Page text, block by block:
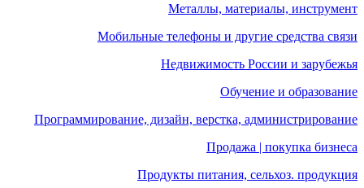
Металлы, материалы, инструмент
Мобильные телефоны и другие средства связи
Недвижимость России и зарубежья
Обучение и образование
Программирование, дизайн, верстка, администрирование
Продажа | покупка бизнеса
Продукты питания, сельхоз. продукция